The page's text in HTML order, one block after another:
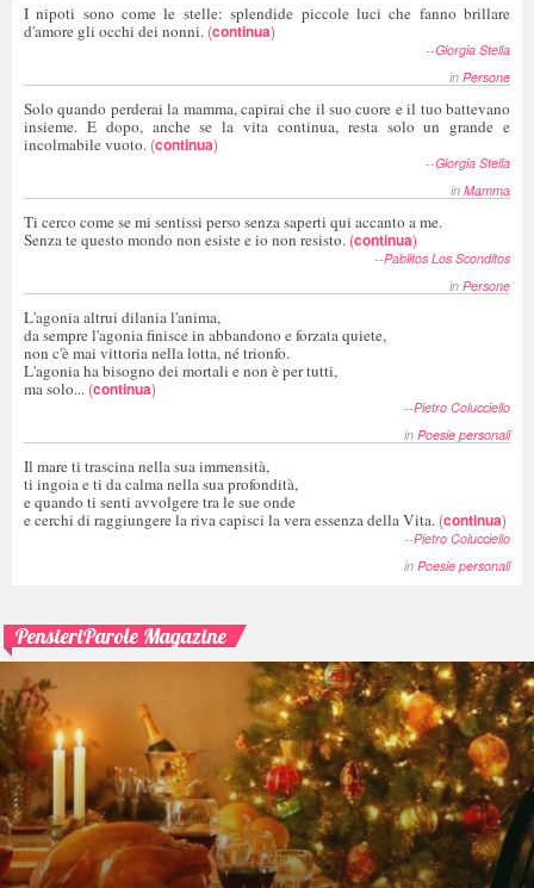
I nipoti sono come le stelle: splendide piccole luci che fanno brillare
d'amore gli occhi dei nonni. (continua)
--Giorgia Stella
in Persone
Solo quando perderai la mamma, capirai che il suo cuore e il tuo battevano
insieme. E dopo, anche se la vita continua, resta solo un grande e
incolmabile vuoto. (continua)
--Giorgia Stella
in Mamma
Ti cerco come se mi sentissi perso senza saperti qui accanto a me.
Senza te questo mondo non esiste e io non resisto. (continua)
--Pablitos Los Sconditos
in Persone
L'agonia altrui dilania l'anima,
da sempre l'agonia finisce in abbandono e forzata quiete,
non c'è mai vittoria nella lotta, né trionfo.
L'agonia ha bisogno dei mortali e non è per tutti,
ma solo... (continua)
--Pietro Colucciello
in Poesie personali
Il mare ti trascina nella sua immensità,
ti ingoia e ti da calma nella sua profondità,
e quando ti senti avvolgere tra le sue onde
e cerchi di raggiungere la riva capisci la vera essenza della Vita. (continua)
--Pietro Colucciello
in Poesie personali
PensieriParole Magazine